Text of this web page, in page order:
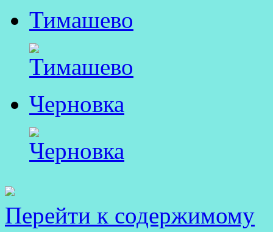
Тимашево
Черновка
Перейти к содержимому